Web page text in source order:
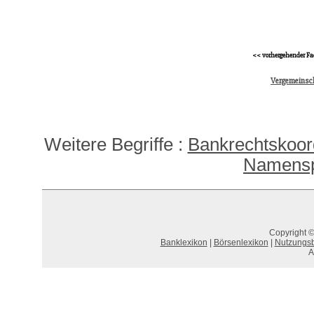
<< vorhergehender
Weitere Begriffe :
Copyright
Banklexikon
Börsenlexikon